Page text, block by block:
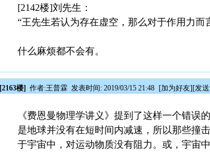
[2142楼]刘先生：
“王先生若认为存在虚空，那么对于作用力而
什么麻烦都不会有。
[2163楼] 作者:王普霖 发表时间: 2019/03/15 21:48 [加为好友][发
《费恩曼物理学讲义》提到了这样一个错误
是地球并没有在短时间内减速，所以那些撞
于宇宙中，对运动物质没有阻力。或，宇宙中